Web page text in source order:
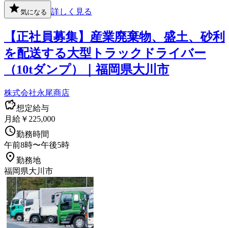
気になる 詳しく見る
【正社員募集】産業廃棄物、盛土、砂利
を配送する大型トラックドライバー
（10tダンプ）｜福岡県大川市
株式会社永尾商店
想定給与
月給￥225,000
勤務時間
午前8時〜午後5時
勤務地
福岡県大川市